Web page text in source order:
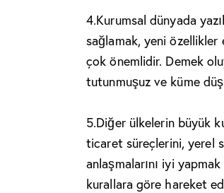
4.Kurumsal dünyada
sağlamak, yeni özellikler
çok önemlidir. Demek
tutunmuşuz ve küme
5.Diğer ülkelerin büyük
ticaret süreçlerini, yerel
anlaşmalarını iyi
kurallara göre hareket